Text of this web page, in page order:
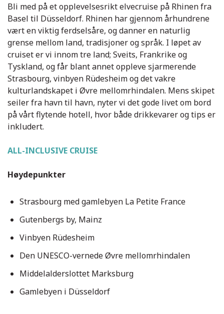
Breisach
Bli med på et opplevelsesrikt elvecruise på Rhinen fra
Basel til Düsseldorf. Rhinen har gjennom århundrene
vært en viktig ferdselsåre, og danner en naturlig
grense mellom land, tradisjoner og språk. I løpet av
cruiset er vi innom tre land; Sveits, Frankrike og
Tyskland, og får blant annet oppleve sjarmerende
Strasbourg, vinbyen Rüdesheim og det vakre
kulturlandskapet i Øvre mellomrhindalen. Mens skipet
seiler fra havn til havn, nyter vi det gode livet om bord
på vårt flytende hotell, hvor både drikkevarer og tips er
inkludert.
ALL-INCLUSIVE CRUISE
Høydepunkter
Strasbourg med gamlebyen La Petite France
Gutenbergs by, Mainz
Vinbyen Rüdesheim
Den UNESCO-vernede Øvre mellomrhindalen
Middelalderslottet Marksburg
Gamlebyen i Düsseldorf